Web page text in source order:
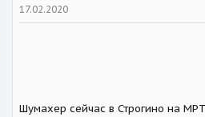
17.02.2020
Шумахер сейчас в Строгино на